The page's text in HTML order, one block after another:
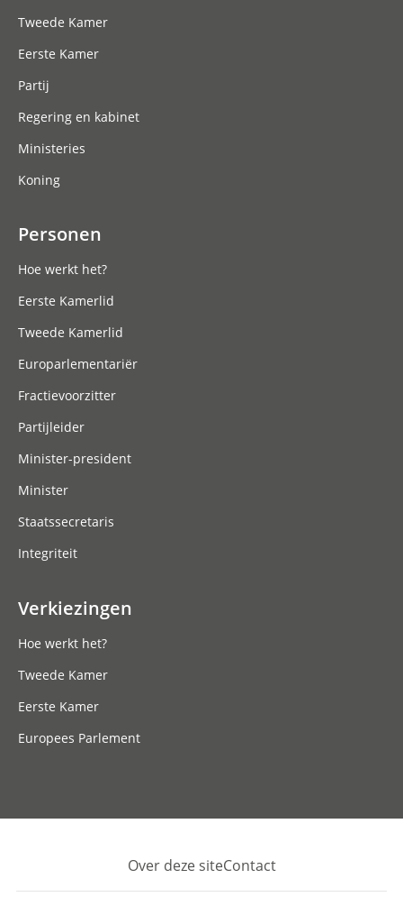
Tweede Kamer
Eerste Kamer
Partij
Regering en kabinet
Ministeries
Koning
Personen
Hoe werkt het?
Eerste Kamerlid
Tweede Kamerlid
Europarlementariër
Fractievoorzitter
Partijleider
Minister-president
Minister
Staatssecretaris
Integriteit
Verkiezingen
Hoe werkt het?
Tweede Kamer
Eerste Kamer
Europees Parlement
Footer
Over deze siteContact